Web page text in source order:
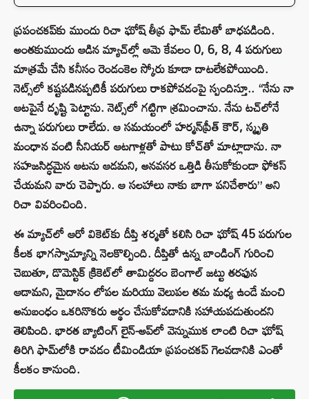
ప్రపంచకప్‌కు ముందు రిచా ఘోష్ తీవ్ర ఫామ్ లేమితో బాధపడింది.
అంతకుముందు ఆడిన మ్యాచ్‌ల్లో ఆమె కేవలం 0, 6, 8, 4 పరుగులు
మాత్రమే చేసి కనీసం రెండంకెల స్కోరు కూడా దాటలేకపోయింది.
నెట్స్‌లో కష్టపడినప్పటికీ పరుగులు రాకపోవడంపై స్పందిస్తూ.. “నేను నా
ఆటపైనే దృష్టి పెట్టాను. నెట్స్‌లో గట్టిగా శ్రమించాను. నేను టచ్‌లోనే
ఉన్నా పరుగులు రాలేదు. ఆ సమయంలో హర్మన్‌ప్రీత్ కౌర్, స్మృతి
మంధాన వంటి సీనియర్ ఆటగాళ్లతో పాటు కోచ్‌తో మాట్లాడాను. నా
సహజసిద్ధమైన ఆటను ఆడమని, అనవసర ఒత్తిడి తీసుకోకుండా ఫోకస్
చేయమని వారు చెప్పారు. ఆ సలహాలు నాకు బాగా పనిచేశారు” అని
రిచా వివరించింది.
ఈ మ్యాచ్‌లో ఆరో వికెట్‌కు దీప్తి శర్మతో కలిసి రిచా ఘోష్ 45 పరుగుల
కీలక భాగస్వామ్యాన్ని నెలకొల్పింది. దీప్తితో ఉన్న బాండింగ్ గురించి
చెబుతూ, డొమెస్టిక్ క్రికెట్‌లో తామిద్దరం బెంగాల్ జట్టు తరఫున
ఆడామని, మైదానం లోపల మరియు వెలుపల తమ మధ్య ఉండే మంచి
అనుబంధం ఒకరినొకరు అర్థం చేసుకోవడానికి సహాయపడుతుందని
తెలిపింది. భారత బ్యాటింగ్ లైన్-అప్‌లో వెన్నుముక లాంటి రిచా ఘోష్
తిరిగి ఫామ్‌లోకి రావడం టీమిండియా ప్రపంచకప్ గెలవడానికి ఎంతో
కీలకం కానుంది.